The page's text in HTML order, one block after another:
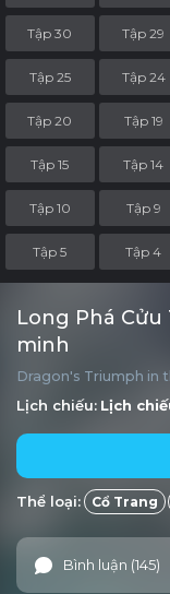
Tập 30 Tập 29
Tập 25 Tập 24
Tập 20 Tập 19
Tập 15 Tập 14
Tập 10 Tập 9
Tập 5 Tập 4
Long Phá
minh
Dragon's Triumph in
Lịch chiếu: Lịch
Thể loại: Cổ Trang
Bình luận (145)